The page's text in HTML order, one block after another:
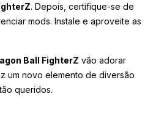
. Depois, certifique-se de
mods. Instale e aproveite as
Ball FighterZ vão adorar
um novo elemento de diversão
queridos.